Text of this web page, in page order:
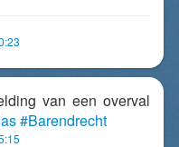
van een overval
#Barendrecht